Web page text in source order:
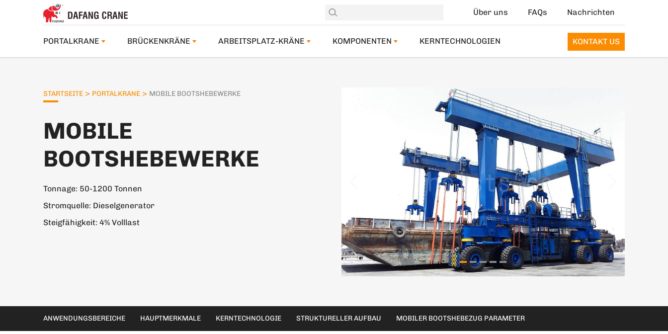
Über uns FAQs Nachrichten
PORTALKRANE BRÜCKENKRÄNE ARBEITSPLATZ-KRÄNE KOMPONENTEN KERNTECHNOLOGIEN KONTAKT US
STARTSEITE > PORTALKRANE > MOBILE BOOTSHEBEWERKE
MOBILE
BOOTSHEBEWERKE
Tonnage: 50-1200 Tonnen
Stromquelle: Dieselgenerator
Steigfähigkeit: 4% Volllast
ANWENDUNGSBEREICHE HAUPTMERKMALE KERNTECHNOLOGIE STRUKTURELLER AUFBAU MOBILER BOOTSHEBEZUG PARAMETER